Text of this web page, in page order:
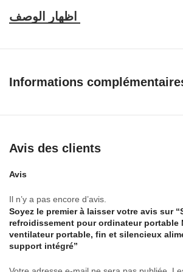
3. Optimisé pour le transport d’ordinateurs
silencieux assurent un environnement sans
0,40 kg / 0,89 lb
Taille d’un paquet
Informations
Avis des clients
Avis
Il n’y a pas encore d’avis.
Soyez le premier à laisser votre avis sur
refroidissement pour ordinateur portable
ventilateur portable, fin et silencieux
support intégré”